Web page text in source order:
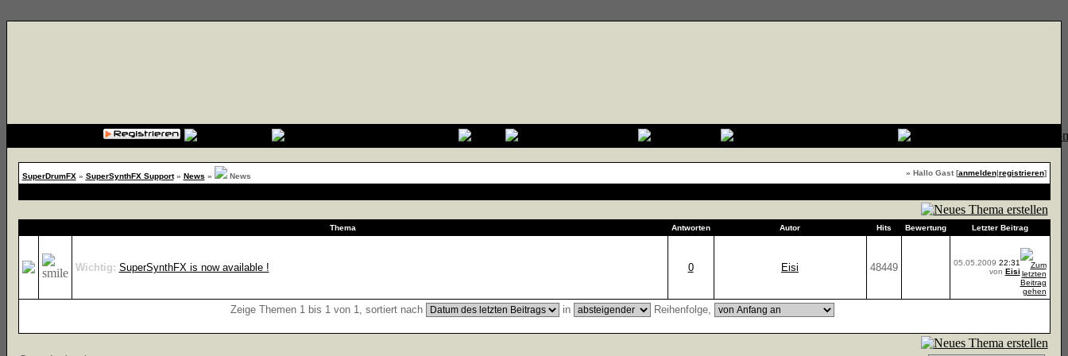
SuperDrumFX» SuperSynthFX Support» News » News » Hallo Gast [anmelden|registrieren]
Thema Antworten Autor Hits Bewertung Letzter Beitrag
Wichtig: SuperSynthFX is now available ! 0 Eisi 48449 05.05.2009 22:31
von Eisi
Zeige Themen 1 bis 1 von 1, sortiert nach in Reihenfolge,